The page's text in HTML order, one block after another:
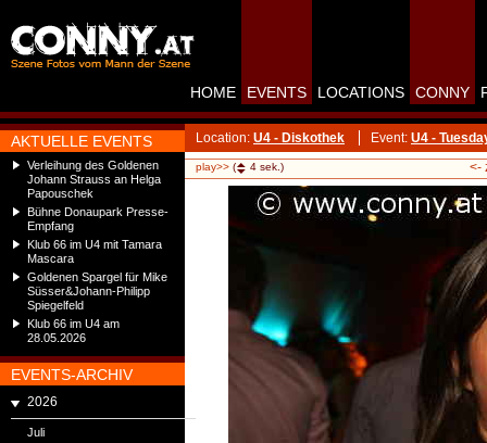
AKTUELLE EVENTS
Verleihung des Goldenen
Johann Strauss an Helga
Papouschek
Bühne Donaupark Presse-
Empfang
Klub 66 im U4 mit Tamara
Mascara
Goldenen Spargel für Mike
Süsser&Johann-Philipp
Spiegelfeld
Klub 66 im U4 am
28.05.2026
EVENTS-ARCHIV
2026
Juli
HOME EVENTS LOCATIONS CONNY
Location: U4 - Diskothek Event: U4 -
play>> ( 4 sek.) <-